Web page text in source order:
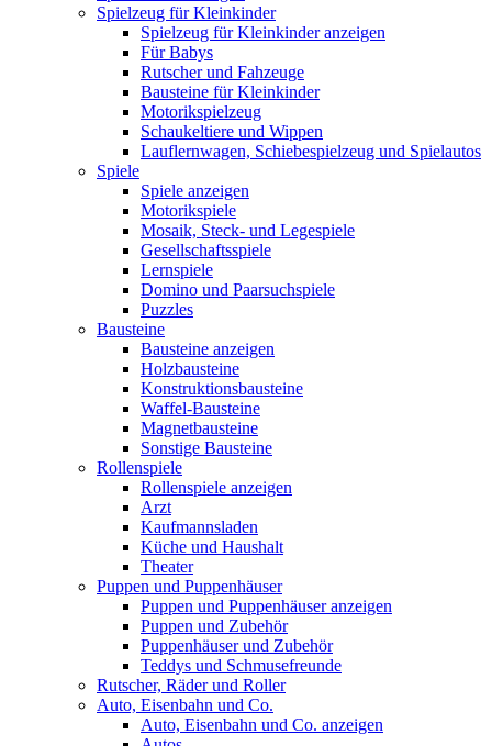
Spielzeug für Kleinkinder
Spielzeug für Kleinkinder anzeigen
Für Babys
Rutscher und Fahzeuge
Bausteine für Kleinkinder
Motorikspielzeug
Schaukeltiere und Wippen
Lauflernwagen, Schiebespielzeug und Spielautos
Spiele
Spiele anzeigen
Motorikspiele
Mosaik, Steck- und Legespiele
Gesellschaftsspiele
Lernspiele
Domino und Paarsuchspiele
Puzzles
Bausteine
Bausteine anzeigen
Holzbausteine
Konstruktionsbausteine
Waffel-Bausteine
Magnetbausteine
Sonstige Bausteine
Rollenspiele
Rollenspiele anzeigen
Arzt
Kaufmannsladen
Küche und Haushalt
Theater
Puppen und Puppenhäuser
Puppen und Puppenhäuser anzeigen
Puppen und Zubehör
Puppenhäuser und Zubehör
Teddys und Schmusefreunde
Rutscher, Räder und Roller
Auto, Eisenbahn und Co.
Auto, Eisenbahn und Co. anzeigen